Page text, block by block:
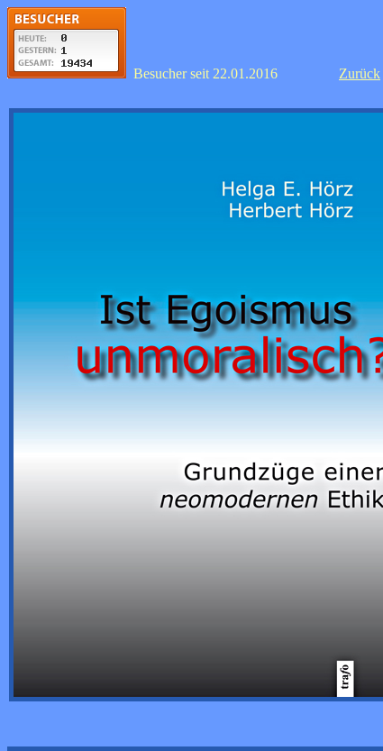
Besucher seit 22.01.2016 Zurück